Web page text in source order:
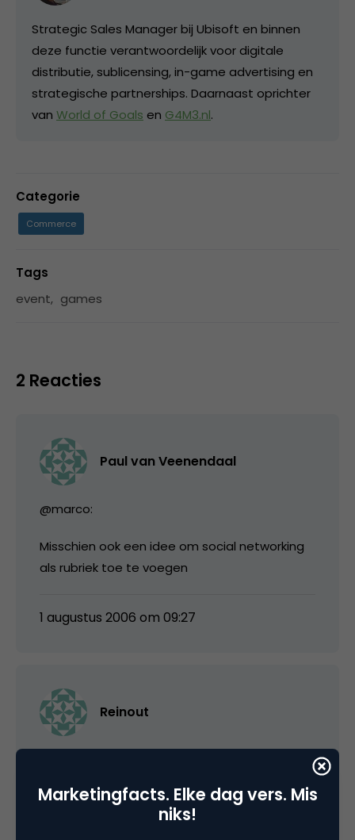
Strategic Sales Manager bij Ubisoft en binnen
deze functie verantwoordelijk voor digitale
distributie, sublicensing, in-game advertising en
strategische partnerships. Daarnaast oprichter
van World of Goals en G4M3.nl.
Categorie
Commerce
Tags
event, games
2 Reacties
Paul van Veenendaal
@marco:
Misschien ook een idee om social networking
als rubriek toe te voegen
1 augustus 2006 om 09:27
Reinout
gesprekken die je met partners moest
(danwel zou moeten hebben) hebben, liepen
Marketingfacts. Elke dag vers. Mis
niks!